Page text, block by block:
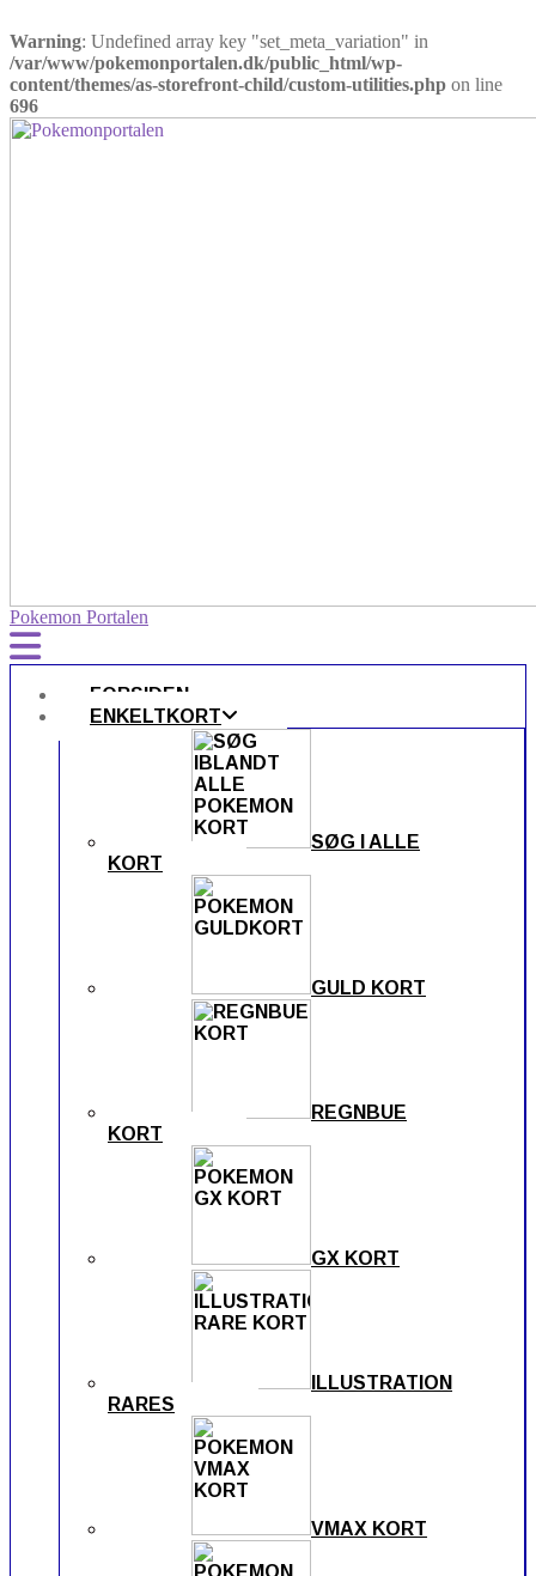
Warning: Undefined array key "set_meta_variation" in
/var/www/pokemonportalen.dk/public_html/wp-
content/themes/as-storefront-child/custom-utilities.php on line
696
Pokemon Portalen
FORSIDEN
ENKELTKORT
SØG I ALLE
KORT
GULD KORT
REGNBUE
KORT
GX KORT
ILLUSTRATION
RARES
VMAX KORT